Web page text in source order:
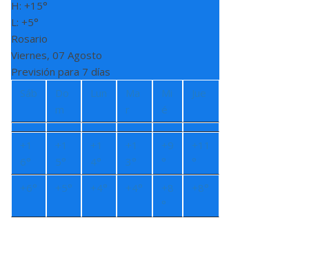
H: +15°
L: +5°
Rosario
Viernes, 07 Agosto
Previsión para 7 días
Sáb
Do
m
Lun
Ma
r
Mi
é
Jue
+1
6°
+1
5°
+1
4°
+1
3°
+9
°
+11
°
+6° +5° +4° +4° +8
°
+8°